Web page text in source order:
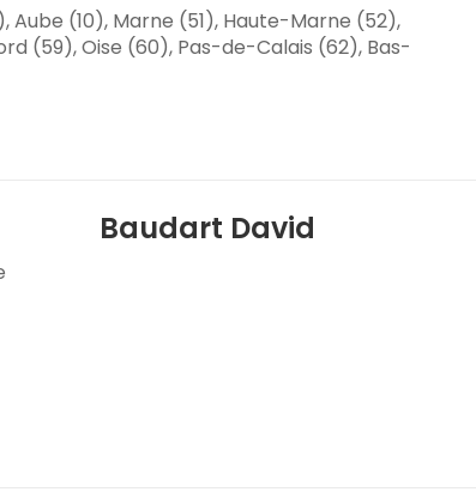
Aube (10), Marne (51), Haute-Marne (52),
(59), Oise (60), Pas-de-Calais (62), Bas-
Baudart David